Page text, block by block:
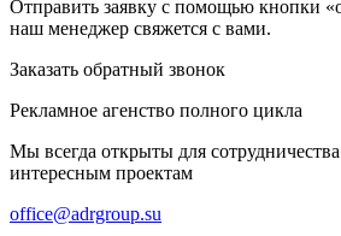
Отправить заявку с помощью кнопки
наш менеджер свяжется с вами.
Заказать обратный звонок
Рекламное агенство полного цикла
Мы всегда открыты для
интересным проектам
office@adrgroup.su